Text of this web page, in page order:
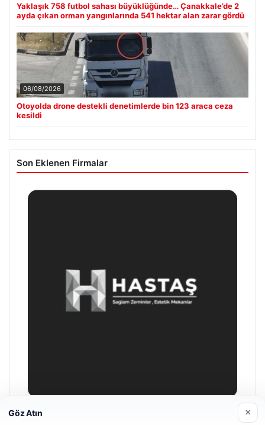
Yaklaşık 758 futbol sahası büyüklüğünde… Çanakkale’de 2
ayda çıkan orman yangınlarında 541 hektar alan zarar gördü
06/08/2026
Otoyolda drone destekli denetimlerde bin 123 araca ceza
kesildi
Son Eklenen Firmalar
Göz Atın ×